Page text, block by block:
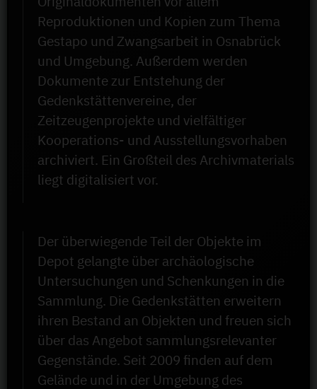
Reproduktionen und Kopien zum Thema
Gestapo und Zwangsarbeit in Osnabrück
und Umgebung. Außerdem werden
Dokumente zur Entstehung der
Gedenkstättenvereine, der
Zeitzeugenprojekte und vielfältiger
Kooperations- und Ausstellungsvorhaben
archiviert. Ein Großteil des Archivmaterials
liegt digitalisiert vor.
Der überwiegende Teil der Objekte im
Depot gelangte über archäologische
Untersuchungen und Schenkungen in die
Sammlung. Die Gedenkstätten erweitern
ihren Bestand an Objekten und freuen sich
über das Angebot sammlungsrelevanter
Gegenstände. Seit 2009 finden auf dem
Gelände und in der Umgebung des